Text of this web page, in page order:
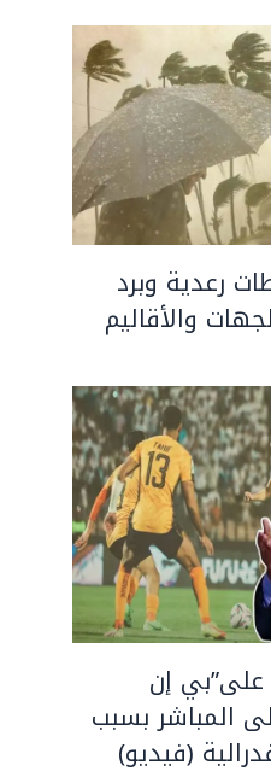
رعدية وبرد
والأقاليم
على”بي إن
المباشر بسبب
(فيديو)